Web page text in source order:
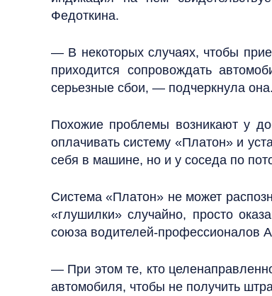
Федоткина.
— В некоторых случаях, чтобы
приходится сопровождать
серьезные сбои, — подчеркнула она.
Похожие проблемы возникают у
оплачивать систему «Платон» и
себя в машине, но и у соседа по
Система «Платон» не может
«глушилки» случайно, просто
союза водителей-профессионалов
— При этом те, кто
автомобиля, чтобы не получить